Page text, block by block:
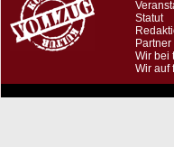
Statut
Partner
Wir bei
Wir auf